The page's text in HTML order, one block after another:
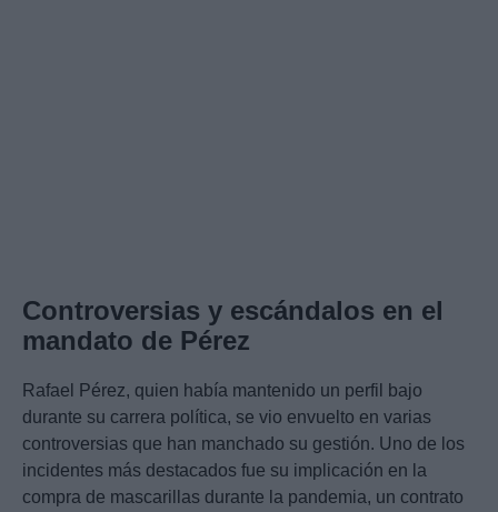
Controversias y escándalos en el
mandato de Pérez
Rafael Pérez, quien había mantenido un perfil bajo
durante su carrera política, se vio envuelto en varias
controversias que han manchado su gestión. Uno de los
incidentes más destacados fue su implicación en la
compra de mascarillas durante la pandemia, un contrato